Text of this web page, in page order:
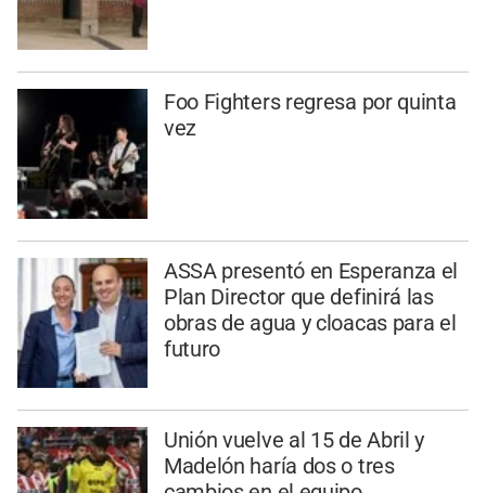
Foo Fighters regresa por quinta
vez
ASSA presentó en Esperanza el
Plan Director que definirá las
obras de agua y cloacas para el
futuro
Unión vuelve al 15 de Abril y
Madelón haría dos o tres